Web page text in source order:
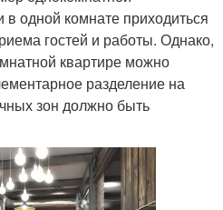
одной комнате приходиться
гостей и работы. Однако,
квартире можно
разделение на
зон должно быть